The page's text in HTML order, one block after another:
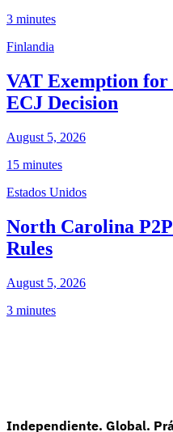
3 minutes
Finlandia
VAT Exemption
ECJ Decision
August 5, 2026
15 minutes
Estados Unidos
North Carolina
Rules
August 5, 2026
3 minutes
Independiente. Global.